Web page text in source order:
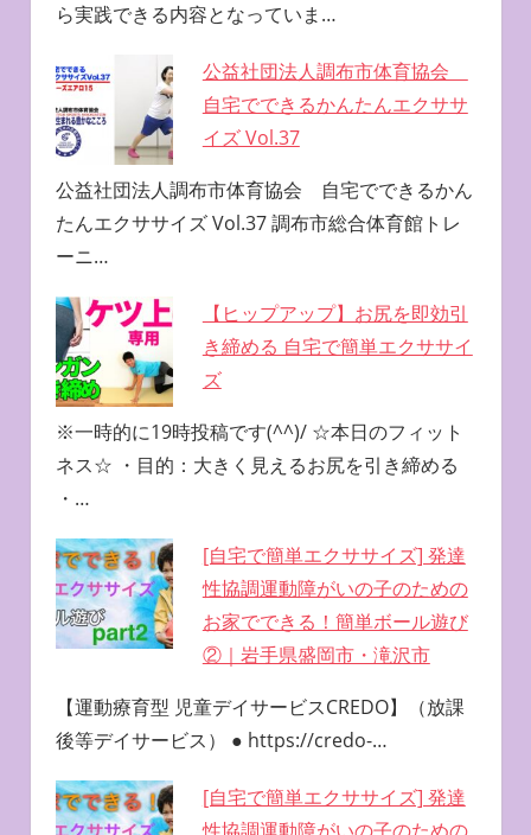
ら実践できる内容となっていま…
公益社団法人調布市体育協会
自宅でできるかんたんエクササ
イズ Vol.37
公益社団法人調布市体育協会 自宅でできるかん
たんエクササイズ Vol.37 調布市総合体育館トレ
ーニ…
【ヒップアップ】お尻を即効引
き締める 自宅で簡単エクササイ
ズ
※一時的に19時投稿です(^^)/ ☆本日のフィット
ネス☆ ・目的：大きく見えるお尻を引き締める
・…
[自宅で簡単エクササイズ] 発達
性協調運動障がいの子のための
お家でできる！簡単ボール遊び
②｜岩手県盛岡市・滝沢市
【運動療育型 児童デイサービスCREDO】（放課
後等デイサービス） ● https://credo-…
[自宅で簡単エクササイズ] 発達